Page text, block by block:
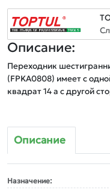
Описание:
Переходник
(FPKA0808) имеет с
Описание
Назначение: